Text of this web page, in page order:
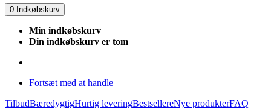
0 Indkøbskurv
Min indkøbskurv
Din indkøbskurv er tom
Fortsæt med at handle
TilbudBæredygtigHurtig leveringBestsellereNye produkterFAQ